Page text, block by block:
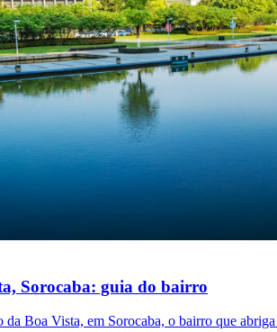
Sorocaba: guia do bairro
Boa Vista, em Sorocaba, o bairro que